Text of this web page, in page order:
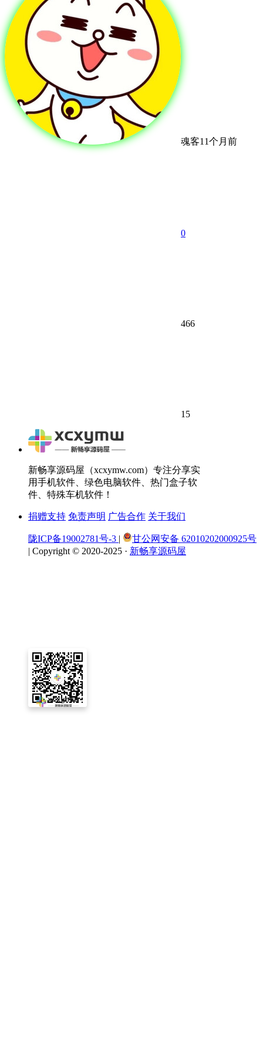
魂客11个月前
0
466
15
新畅享源码屋（xcxymw.com）专注分享实
用手机软件、绿色电脑软件、热门盒子软
件、特殊车机软件！
捐赠支持 免责声明 广告合作 关于我们
陇ICP备19002781号-3 |
甘公网安备 62010202000925号
| Copyright © 2020-2025 · 新畅享源码屋